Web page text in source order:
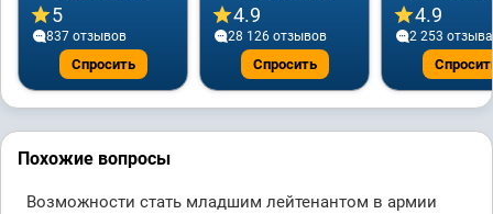
5
837 отзывов
Спросить
4.9
28 126 отзывов
Спросить
4.9
2 253 отзывa
Похожие вопросы
Возможности стать младшим лейтенантом в армии